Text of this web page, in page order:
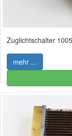
Zuglichtschalter
mehr ...